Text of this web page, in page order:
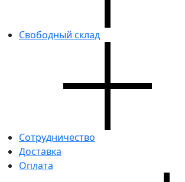
Свободный склад
Сотрудничество
Доставка
Оплата